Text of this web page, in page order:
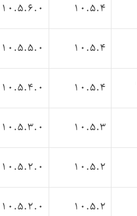
10.5.4
10.5.6.0
10.5.4
10.5.5.0
10.5.4
10.5.4.0
10.5.3
10.5.3.0
10.5.2
10.5.2.0
10.5.2
10.5.2.0